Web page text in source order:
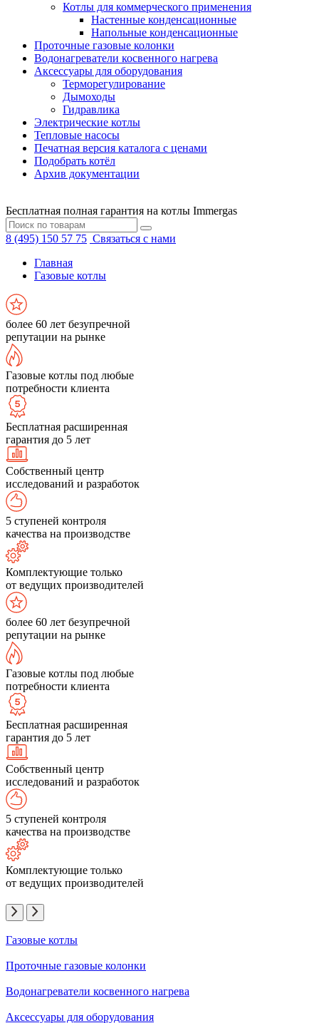
Котлы для коммерческого применения
Настенные конденсационные
Напольные конденсационные
Проточные газовые колонки
Водонагреватели косвенного нагрева
Аксессуары для оборудования
Терморегулирование
Дымоходы
Гидравлика
Электрические котлы
Тепловые насосы
Печатная версия каталога с ценами
Подобрать котёл
Архив документации
Бесплатная полная гарантия на котлы Immergas
8 (495) 150 57 75 Связаться с нами
Главная
Газовые котлы
более 60 лет безупречной
репутации на рынке
Газовые котлы под любые
потребности клиента
Бесплатная расширенная
гарантия до 5 лет
Собственный центр
исследований и разработок
5 ступеней контроля
качества на производстве
Комплектующие только
от ведущих производителей
более 60 лет безупречной
репутации на рынке
Газовые котлы под любые
потребности клиента
Бесплатная расширенная
гарантия до 5 лет
Собственный центр
исследований и разработок
5 ступеней контроля
качества на производстве
Комплектующие только
от ведущих производителей
Газовые котлы
Проточные газовые колонки
Водонагреватели косвенного нагрева
Аксессуары для оборудования